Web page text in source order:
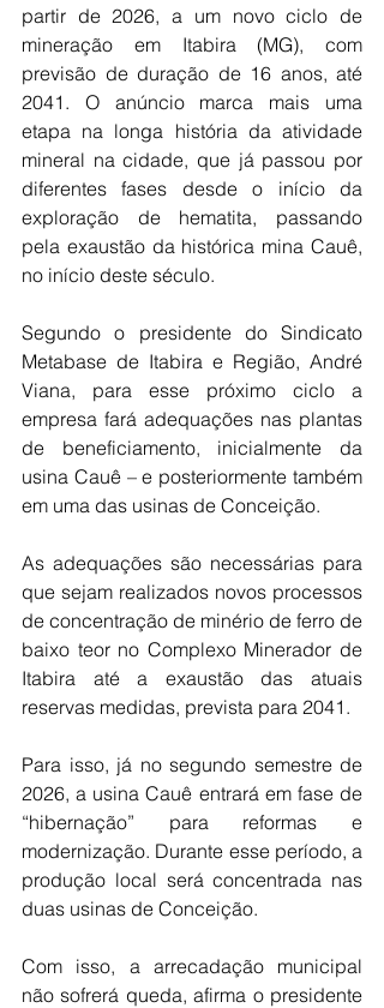
partir de 2026, a um novo ciclo de
mineração em Itabira (MG), com
previsão de duração de 16 anos, até
2041. O anúncio marca mais uma
etapa na longa história da atividade
mineral na cidade, que já passou por
diferentes fases desde o início da
exploração de hematita, passando
pela exaustão da histórica mina Cauê,
no início deste século.
Segundo o presidente do Sindicato
Metabase de Itabira e Região, André
Viana, para esse próximo ciclo a
empresa fará adequações nas plantas
de beneficiamento, inicialmente da
usina Cauê – e posteriormente também
em uma das usinas de Conceição.
As adequações são necessárias para
que sejam realizados novos processos
de concentração de minério de ferro de
baixo teor no Complexo Minerador de
Itabira até a exaustão das atuais
reservas medidas, prevista para 2041.
Para isso, já no segundo semestre de
2026, a usina Cauê entrará em fase de
“hibernação” para reformas e
modernização. Durante esse período, a
produção local será concentrada nas
duas usinas de Conceição.
Com isso, a arrecadação municipal
não sofrerá queda, afirma o presidente